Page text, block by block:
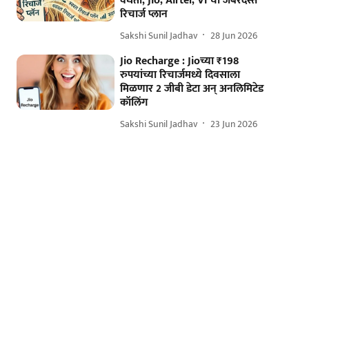
रिचार्ज प्लान
Sakshi Sunil Jadhav 28 Jun 2026
Jio Recharge : Jioच्या ₹198
रुपयांच्या रिचार्जमध्ये दिवसाला
मिळणार 2 जीबी डेटा अन् अनलिमिटेड
कॉलिंग
Sakshi Sunil Jadhav 23 Jun 2026